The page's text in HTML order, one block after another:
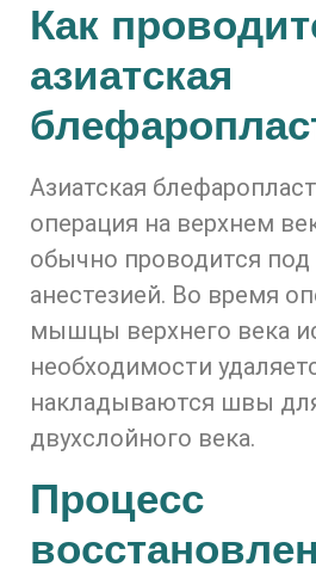
Как
азиатская
Азиатская
операция на верхнем
обычно проводится
анестезией. Во время
мышцы верхнего века
необходимости
накладываются швы
двухслойного века.
Процесс